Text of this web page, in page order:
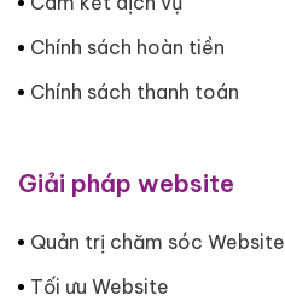
Chính sách hoàn tiền
Chính sách thanh toán
Giải pháp website
Quản trị chăm sóc Website
Tối ưu Website